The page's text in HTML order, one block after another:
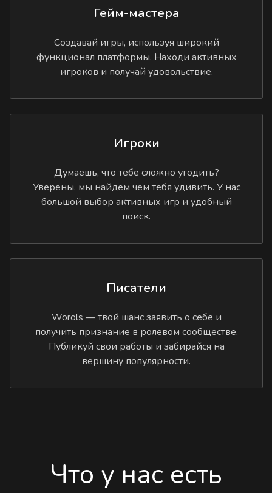
Гейм-мастера
Создавай игры, используя широкий
функционал платформы. Находи активных
игроков и получай удовольствие.
Игроки
Думаешь, что тебе сложно угодить?
Уверены, мы найдем чем тебя удивить. У нас
большой выбор активных игр и удобный
поиск.
Писатели
Worols — твой шанс заявить о себе и
получить признание в ролевом сообществе.
Публикуй свои работы и забирайся на
вершину популярности.
Что у нас есть